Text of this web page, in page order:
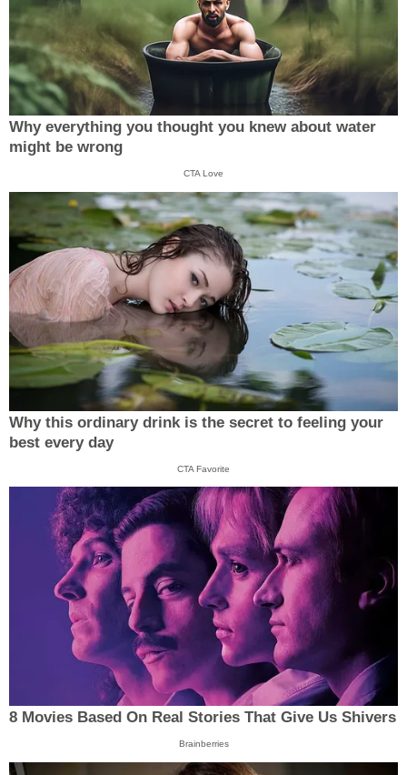
Why everything you thought you knew about water
might be wrong
CTA Love
Why this ordinary drink is the secret to feeling your
best every day
CTA Favorite
8 Movies Based On Real Stories That Give Us Shivers
Brainberries